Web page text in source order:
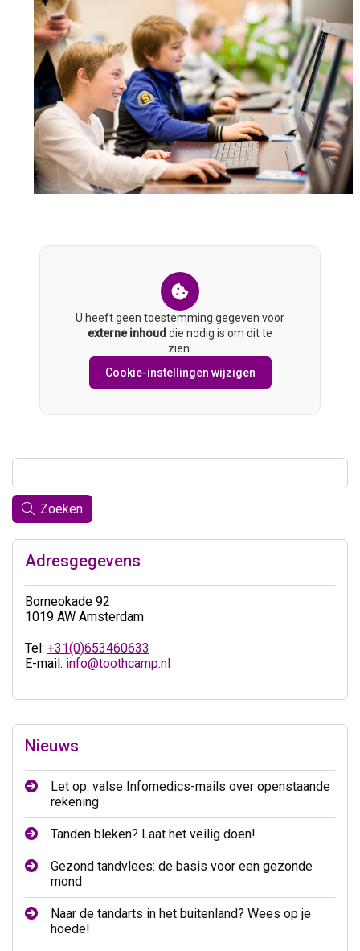
U heeft geen toestemming gegeven voor
externe inhoud die nodig is om dit te
zien.
Cookie-instellingen wijzigen
Zoeken
Adresgegevens
Borneokade 92
1019 AW Amsterdam
Tel: +31(0)653460633
E-mail: info@toothcamp.nl
Nieuws
Let op: valse Infomedics-mails over openstaande
rekening
Tanden bleken? Laat het veilig doen!
Gezond tandvlees: de basis voor een gezonde
mond
Naar de tandarts in het buitenland? Wees op je
hoede!